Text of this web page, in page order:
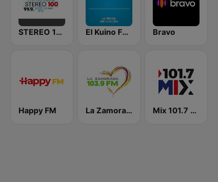
STEREO 100 Morelia El Kuino FM 96.1 Bravo
Happy FM La Zamorana 103.9 FM Mix 101.7 FM Morelia